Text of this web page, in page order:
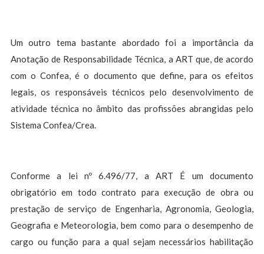
Um outro tema bastante abordado foi a importância da
Anotação de Responsabilidade Técnica, a ART que, de acordo
com o Confea, é o documento que define, para os efeitos
legais, os responsáveis técnicos pelo desenvolvimento de
atividade técnica no âmbito das profissões abrangidas pelo
Sistema Confea/Crea.
Conforme a lei nº 6.496/77, a ART É um documento
obrigatório em todo contrato para execução de obra ou
prestação de serviço de Engenharia, Agronomia, Geologia,
Geografia e Meteorologia, bem como para o desempenho de
cargo ou função para a qual sejam necessários habilitação